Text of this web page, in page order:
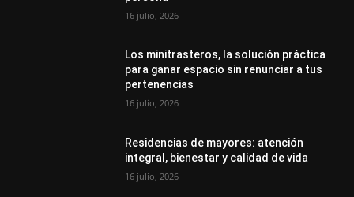
16 julio, 2026
Los minitrasteros, la solución práctica
para ganar espacio sin renunciar a tus
pertenencias
16 julio, 2026
Residencias de mayores: atención
integral, bienestar y calidad de vida
16 julio, 2026